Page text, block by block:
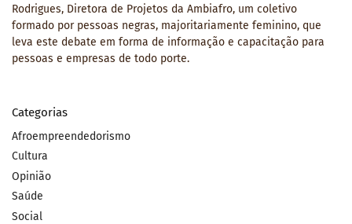
Rodrigues, Diretora de Projetos da Ambiafro, um coletivo
formado por pessoas negras, majoritariamente feminino, que
leva este debate em forma de informação e capacitação para
pessoas e empresas de todo porte.
Categorias
Afroempreendedorismo
Cultura
Opinião
Saúde
Social